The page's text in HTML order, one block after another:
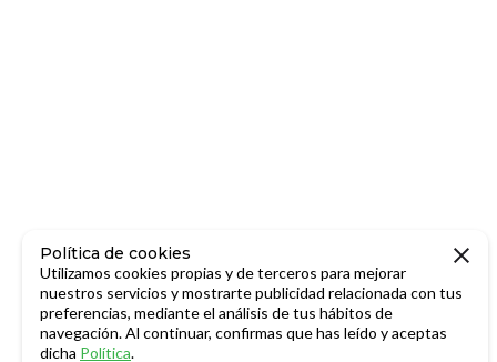
Política de cookies
Utilizamos cookies propias y de terceros para mejorar
nuestros servicios y mostrarte publicidad relacionada con tus
preferencias, mediante el análisis de tus hábitos de
navegación. Al continuar, confirmas que has leído y aceptas
dicha Política.